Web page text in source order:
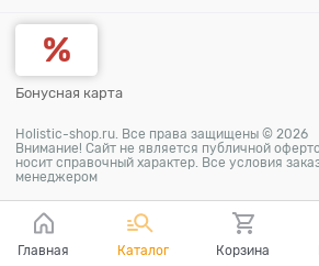
Бонусная карта
Holistic-shop.ru. Все права защищены © 2026
Внимание! Сайт не является публичной
носит справочный характер. Все условия
менеджером
Главная Каталог Корзина